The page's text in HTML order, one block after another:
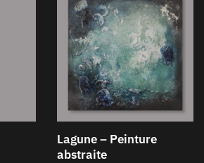
Lagune – Peinture
abstraite